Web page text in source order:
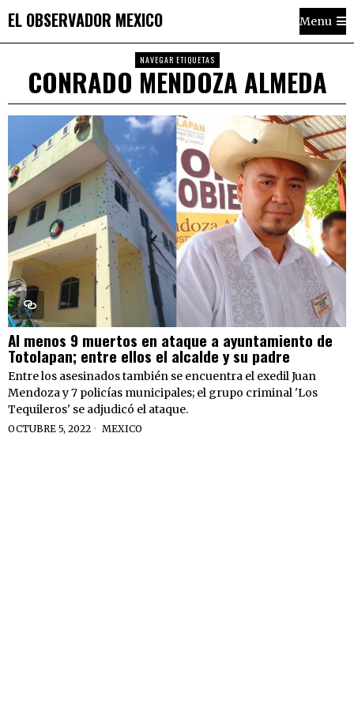
EL OBSERVADOR MEXICO Menu
NAVEGAR ETIQUETAS
CONRADO MENDOZA ALMEDA
Al menos 9 muertos en ataque a ayuntamiento de
Totolapan; entre ellos el alcalde y su padre
Entre los asesinados también se encuentra el exedil Juan
Mendoza y 7 policías municipales; el grupo criminal 'Los
Tequileros' se adjudicó el ataque.
OCTUBRE 5, 2022 MEXICO